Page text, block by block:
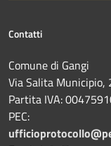
Contatti
Comune di Gangi
Via Salita Municipio,
Partita IVA:
PEC: